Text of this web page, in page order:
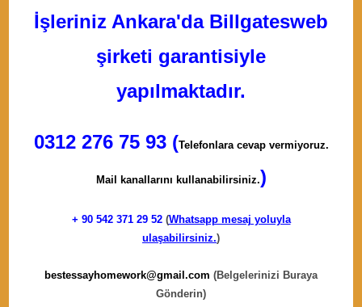
İşleriniz Ankara'da Billgatesweb
şirketi garantisiyle
yapılmaktadır.
0312 276 75 93 (Telefonlara cevap vermiyoruz.
Mail kanallarını kullanabilirsiniz.)
+ 90 542 371 29 52(Whatsapp mesaj yoluyla
ulaşabilirsiniz.)
bestessayhomework@gmail.com (Belgelerinizi Buraya
Gönderin)